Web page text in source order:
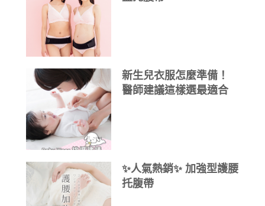
新生兒衣服怎麼準備！
醫師建議這樣選最適合
✨人氣熱銷✨ 加強型護腰
托腹帶